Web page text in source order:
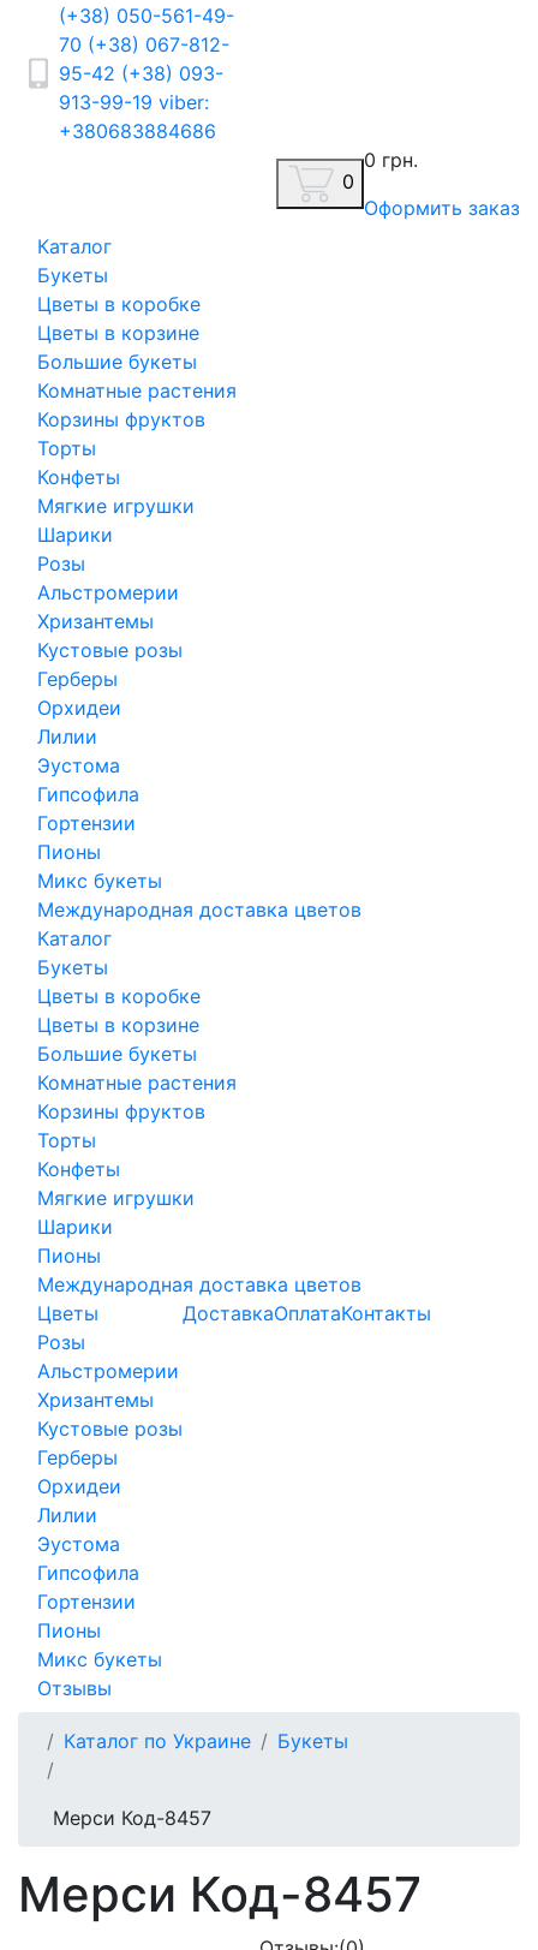
(+38) 050-561-49-
70 (+38) 067-812-
95-42 (+38) 093-
913-99-19 viber:
+380683884686
0
0 грн.
Оформить заказ
Каталог
Букеты
Цветы в коробке
Цветы в корзине
Большие букеты
Комнатные растения
Корзины фруктов
Торты
Конфеты
Мягкие игрушки
Шарики
Розы
Альстромерии
Хризантемы
Кустовые розы
Герберы
Орхидеи
Лилии
Эустома
Гипсофила
Гортензии
Пионы
Микс букеты
Международная доставка цветов
Каталог
Букеты
Цветы в коробке
Цветы в корзине
Большие букеты
Комнатные растения
Корзины фруктов
Торты
Конфеты
Мягкие игрушки
Шарики
Пионы
Международная доставка цветов
Цветы
Розы
Альстромерии
Хризантемы
Кустовые розы
Герберы
Орхидеи
Лилии
Эустома
Гипсофила
Гортензии
Пионы
Микс букеты
ДоставкаОплатаКонтакты
Отзывы
Каталог по Украине Букеты
Мерси Код-8457
Мерси Код-8457